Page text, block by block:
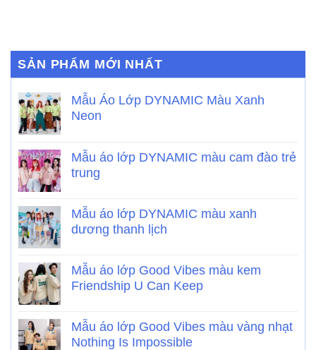
SẢN PHẨM MỚI NHẤT
Mẫu Áo Lớp DYNAMIC Màu Xanh
Neon
Mẫu áo lớp DYNAMIC màu cam đào trẻ
trung
Mẫu áo lớp DYNAMIC màu xanh
dương thanh lịch
Mẫu áo lớp Good Vibes màu kem
Friendship U Can Keep
Mẫu áo lớp Good Vibes màu vàng nhạt
Nothing Is Impossible